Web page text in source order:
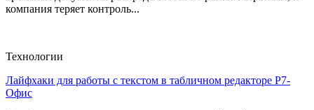
компания теряет контроль...
Технологии
Лайфхаки для работы с текстом в табличном редакторе Р7-
Офис